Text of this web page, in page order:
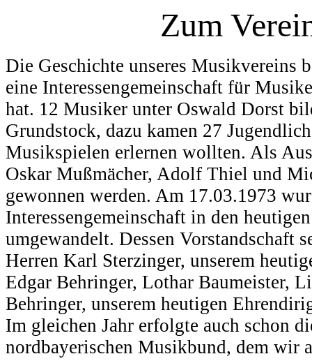
Zum
Die Geschichte unseres Musikvereins
eine Interessengemeinschaft für
hat. 12 Musiker unter Oswald Dorst
Grundstock, dazu kamen 27
Musikspielen erlernen wollten. Als
Oskar Mußmächer, Adolf Thiel und
gewonnen werden. Am 17.03.1973
Interessengemeinschaft in den
umgewandelt. Dessen Vorstandschaft
Herren Karl Sterzinger, unserem
Edgar Behringer, Lothar Baumeister,
Behringer, unserem heutigen
Im gleichen Jahr erfolgte auch schon
nordbayerischen Musikbund, dem wir